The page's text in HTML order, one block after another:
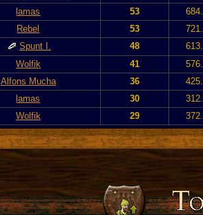
lamas 53
Rebel 53
Spunt I. 48
Wolfik 41
Alfons Mucha 36
lamas 30
Wolfik 29